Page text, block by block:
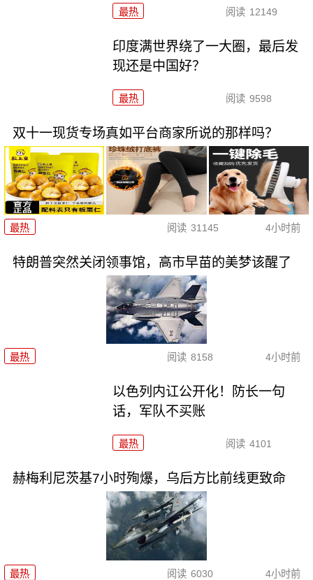
最热 阅读 12149
印度满世界绕了一大圈，最后发
现还是中国好？
最热 阅读 9598
双十一现货专场真如平台商家所说的那样吗？
最热 阅读 31145 4小时前
特朗普突然关闭领事馆，高市早苗的美梦该醒了
最热 阅读 8158 4小时前
以色列内讧公开化！防长一句
话，军队不买账
最热 阅读 4101
赫梅利尼茨基7小时殉爆，乌后方比前线更致命
最热 阅读 6030 4小时前